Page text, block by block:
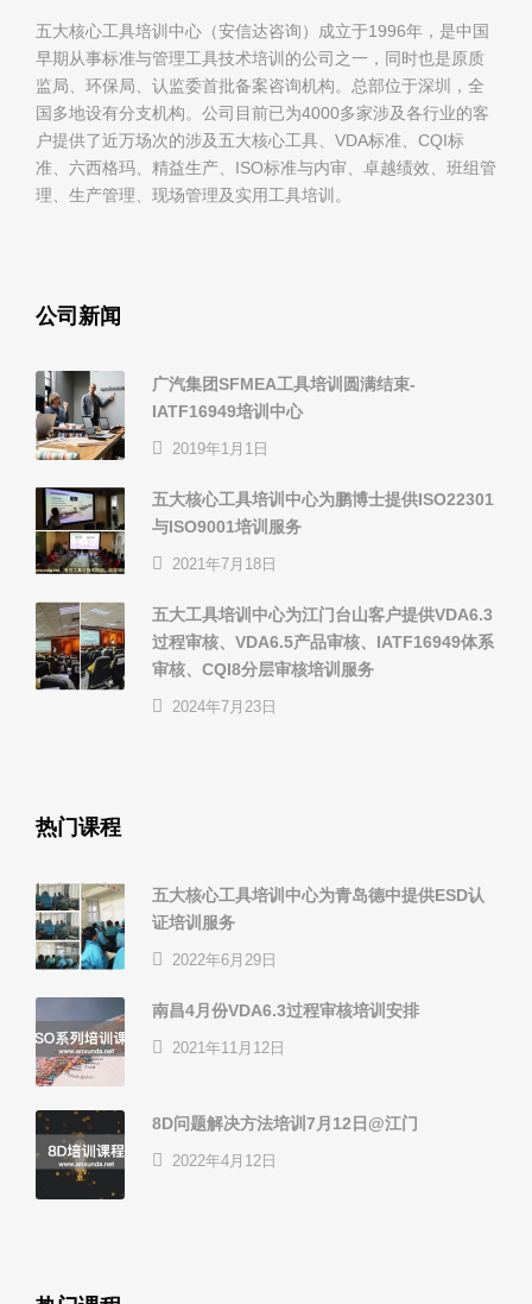
五大核心工具培训中心（安信达咨询）成立于1996年，是中国
早期从事标准与管理工具技术培训的公司之一，同时也是原质
监局、环保局、认监委首批备案咨询机构。总部位于深圳，全
国多地设有分支机构。公司目前已为4000多家涉及各行业的客
户提供了近万场次的涉及五大核心工具、VDA标准、CQI标
准、六西格玛、精益生产、ISO标准与内审、卓越绩效、班组管
理、生产管理、现场管理及实用工具培训。
公司新闻
广汽集团SFMEA工具培训圆满结束-
IATF16949培训中心
2019年1月1日
五大核心工具培训中心为鹏博士提供ISO22301
与ISO9001培训服务
2021年7月18日
五大工具培训中心为江门台山客户提供VDA6.3
过程审核、VDA6.5产品审核、IATF16949体系
审核、CQI8分层审核培训服务
2024年7月23日
热门课程
五大核心工具培训中心为青岛德中提供ESD认
证培训服务
2022年6月29日
南昌4月份VDA6.3过程审核培训安排
2021年11月12日
8D问题解决方法培训7月12日@江门
2022年4月12日